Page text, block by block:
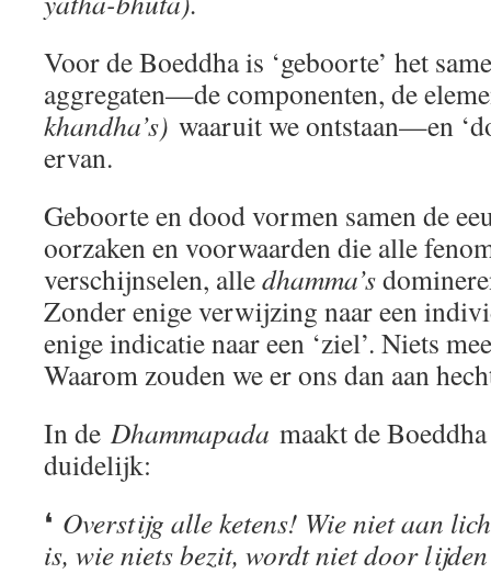
Voor de Boeddha is ‘geboorte’ het
aggregaten—de componenten, de
khandha’s) waaruit we ontstaan—en
ervan.
Geboorte en dood vormen samen de
oorzaken en voorwaarden die alle
verschijnselen, alledhamma’s
Zonder enige verwijzing naar een
enige indicatie naar een ‘ziel’. Niets
Waarom zouden we er ons dan aan
In de Dhammapada maakt de
duidelijk:
❛ Overstijg alle ketens! Wie niet aan
is, wie niets bezit, wordt niet door